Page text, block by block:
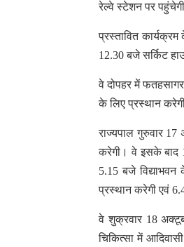
रेल्वे स्टेशन पर
प्रस्तावित
12.30 बजे सर्किट
वे दोपहर में
के लिए प्रस्थान
राज्यपाल गुरुवार
करेगी। वे इसके बाद
5.15 बजे
प्रस्थान करेगी एवं
वे शुक्रवार 18
चिकित्सा में